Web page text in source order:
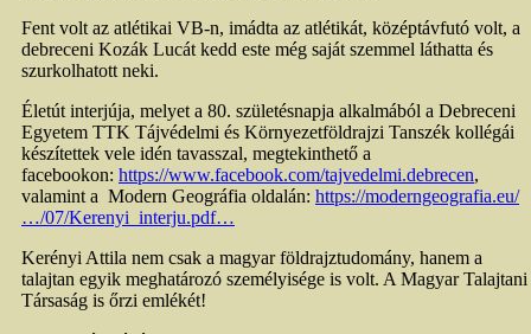
Fent volt az atlétikai VB-n, imádta az atlétikát, középtávfutó volt, a
debreceni Kozák Lucát kedd este még saját szemmel láthatta és
szurkolhatott neki.
Életút interjúja, melyet a 80. születésnapja alkalmából a Debreceni
Egyetem TTK Tájvédelmi és Környezetföldrajzi Tanszék kollégái
készítettek vele idén tavasszal, megtekinthető a
facebookon: https://www.facebook.com/tajvedelmi.debrecen,
valamint a Modern Geográfia oldalán: https://moderngeografia.eu/
…/07/Kerenyi_interju.pdf…
Kerényi Attila nem csak a magyar földrajztudomány, hanem a
talajtan egyik meghatározó személyisége is volt. A Magyar Talajtani
Társaság is őrzi emlékét!